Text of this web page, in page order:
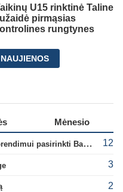
U15 rinktinė Taline
pirmąsias
rungtynes
Mėnesio
Paaiškėjo, kas turėjo įtakos Rodri sprendimui pasirinkti Barselonos pusę 12
3
2